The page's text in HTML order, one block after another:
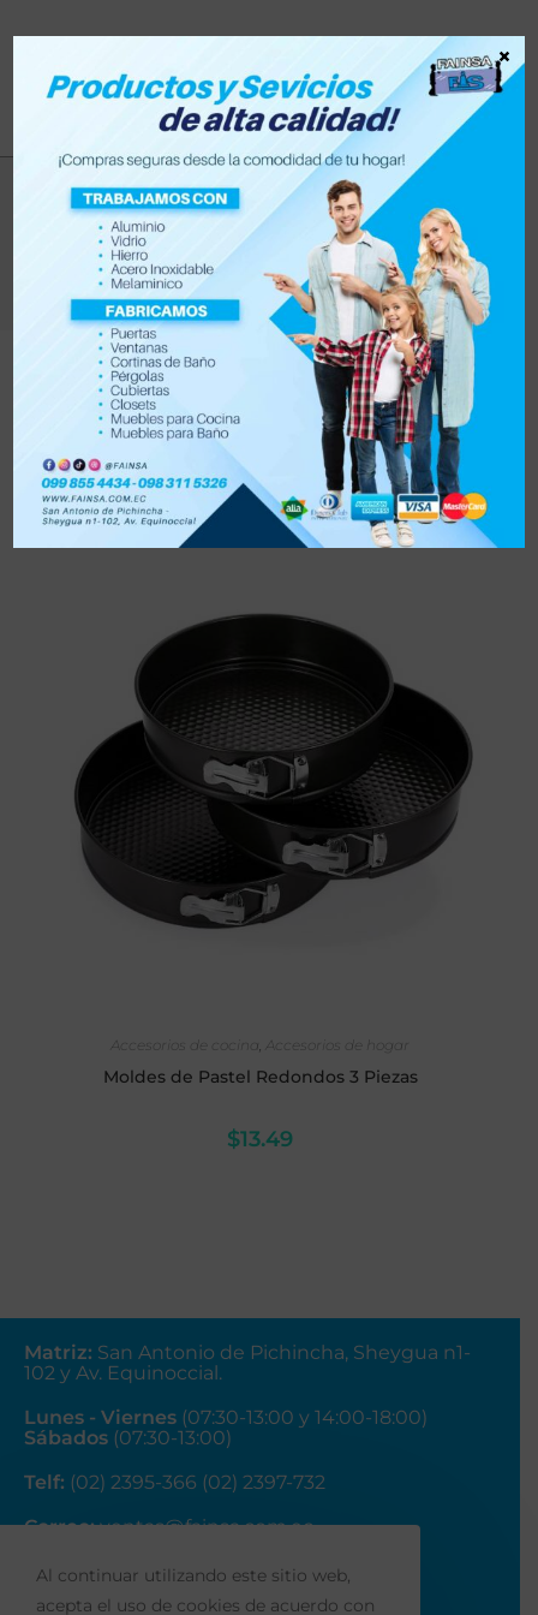
pastelería
Productos > pastelería
Filtrar
Orden por defecto
Accesorios de cocina, Accesorios de hogar
Moldes de Pastel Redondos 3 Piezas
$13.49
Matriz: San Antonio de Pichincha, Sheygua n1-
102 y Av. Equinoccial.
Lunes - Viernes (07:30-13:00 y 14:00-18:00)
Sábados (07:30-13:00)
Telf: (02) 2395-366 (02) 2397-732
Correo:ventas@fainsa.com.ec
×
Al continuar utilizando este sitio web,
acepta el uso de cookies de acuerdo con